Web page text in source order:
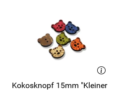
Kokosknopf 15mm "Kleiner